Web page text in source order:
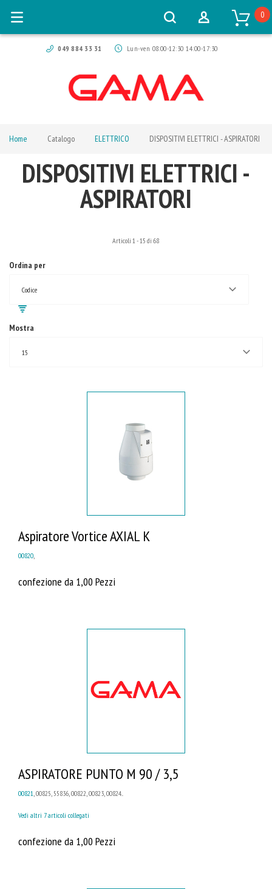
049 884 33 31 Lun-ven 08:00-12:30 14:00-17:30
0
Home Catalogo ELETTRICO DISPOSITIVI ELETTRICI - ASPIRATORI
DISPOSITIVI ELETTRICI -
ASPIRATORI
Ordina per
Codice
Articoli 1 -15 di 68
Mostra
15
Aspiratore Vortice AXIAL K
00820,
confezione da 1,00 Pezzi
ASPIRATORE PUNTO M 90 / 3,5
00821 , 00825, 55836, 00822, 00823, 00824...
Vedi altri 7 articoli collegati
confezione da 1,00 Pezzi